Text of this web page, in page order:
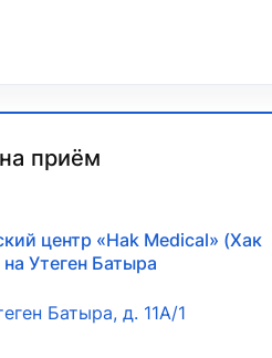
приём
центр «Hak Medical» (Хак
Утеген Батыра
Батыра, д. 11А/1